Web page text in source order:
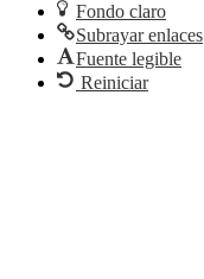
Fondo claro
Subrayar enlaces
Fuente legible
Reiniciar